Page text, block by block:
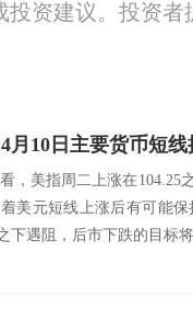
资建议。投资
4月10日主要货币
，美指周二上涨在104.25
美元短线上涨后有可能
下遇阻，后市下跌的目标